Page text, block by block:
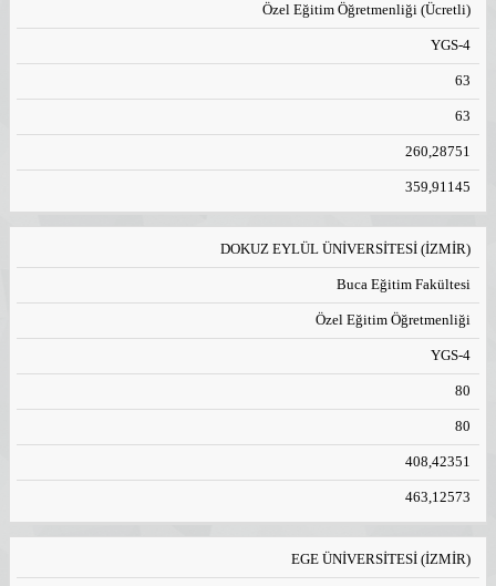
Özel Eğitim Öğretmenliği (Ücretli)
YGS-4
63
63
260,28751
359,91145
DOKUZ EYLÜL ÜNİVERSİTESİ (İZMİR)
Buca Eğitim Fakültesi
Özel Eğitim Öğretmenliği
YGS-4
80
80
408,42351
463,12573
EGE ÜNİVERSİTESİ (İZMİR)